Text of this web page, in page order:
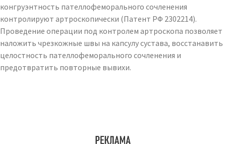
конгруэнтность пателлофеморального сочленения
контролируют артроскопически (Патент РФ 2302214).
Проведение операции под контролем артроскопа позволяет
наложить чрезкожные швы на капсулу сустава, восстанавить
целостность пателлофеморального сочленения и
предотвратить повторные вывихи.